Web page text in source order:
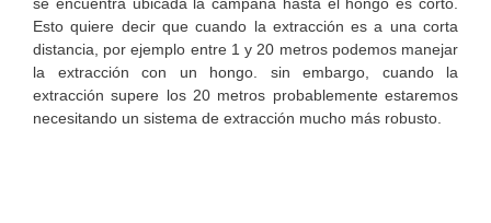
se encuentra ubicada la campana hasta el hongo es corto.
Esto quiere decir que cuando la extracción es a una corta
distancia, por ejemplo entre 1 y 20 metros podemos manejar
la extracción con un hongo. sin embargo, cuando la
extracción supere los 20 metros probablemente estaremos
necesitando un sistema de extracción mucho más robusto.